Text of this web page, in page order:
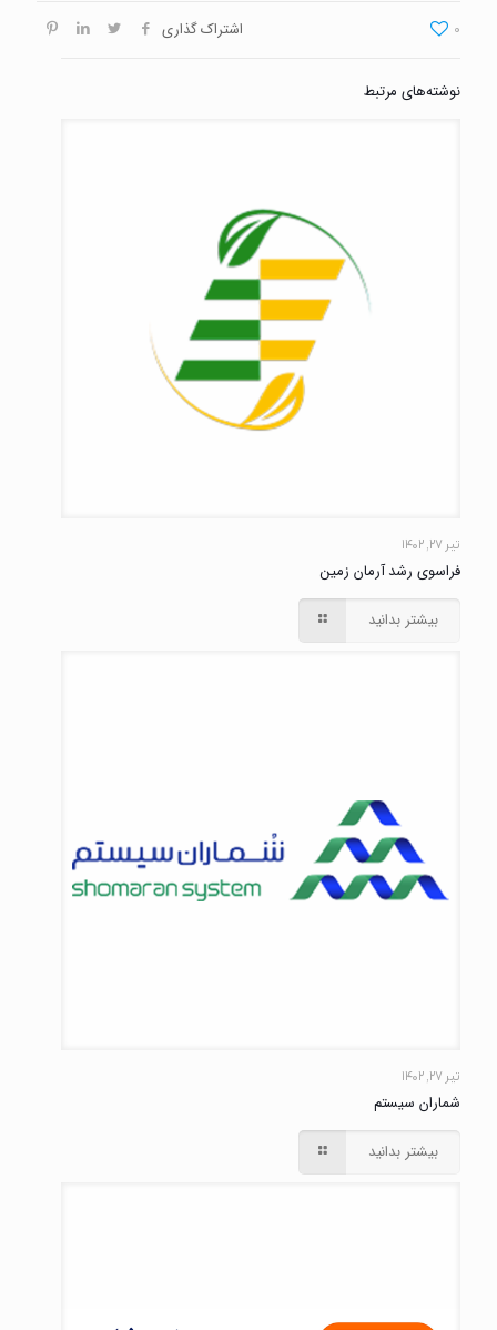
اشتراک گذاری 0
نوشته‌های مرتبط
تیر ۲۷, ۱۴۰۲
فراسوی رشد آرمان زمین
بیشتر بدانید
تیر ۲۷, ۱۴۰۲
شماران سیستم
بیشتر بدانید